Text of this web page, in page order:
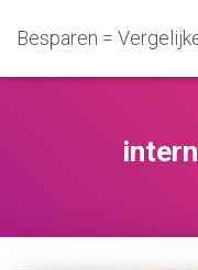
Besparen =